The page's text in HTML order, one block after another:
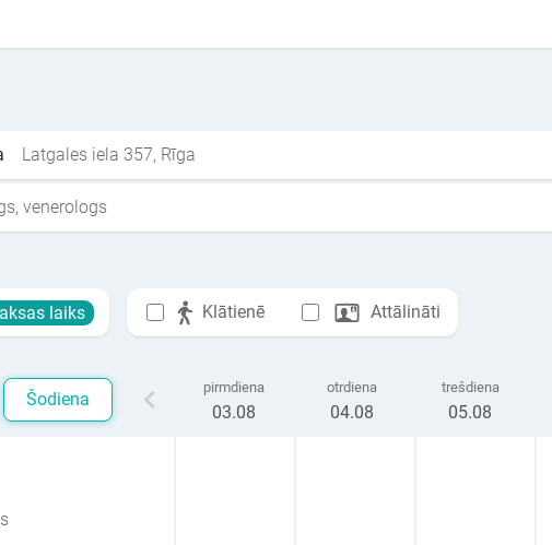
Latgales iela 357, Rīga
venerologs
laiks Klātienē Attālināti
Šodiena
pirmdiena
03.08
otrdiena
04.08
trešdiena
05.08